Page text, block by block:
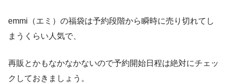
emmi（エミ）の福袋は予約段階から瞬時に売り切れてし
まうくらい人気で、
再販とかもなかなかないので予約開始日程は絶対にチェッ
クしておきましょう。